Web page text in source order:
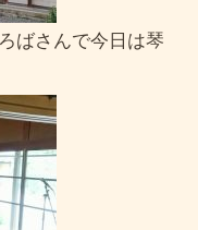
ばさんで今日は琴